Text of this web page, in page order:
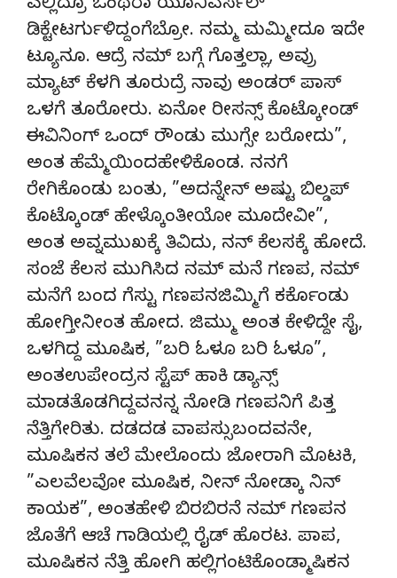
ಎಲ್ಲಿದ್ರೂ ಒಂಥರಾ ಯೂನಿವರ್ಸಲ್
ಡಿಕ್ಟೇಟರ್ಗುಳಿದ್ದಂಗೆಬ್ರೋ. ನಮ್ಮ ಮಮ್ಮೀದೂ ಇದೇ
ಟ್ಯೂನೂ. ಆದ್ರೆ ನಮ್ ಬಗ್ಗೆ ಗೊತ್ತಲ್ಲಾ, ಅವ್ರು
ಮ್ಯಾಟ್ ಕೆಳಗಿ ತೂರುದ್ರೆ ನಾವು ಅಂಡರ್ ಪಾಸ್
ಒಳಗೆ ತೂರೋರು. ಏನೋ ರೀಸನ್ಸ್ ಕೊಟ್ಕೋಂಡ್
ಈವಿನಿಂಗ್ ಒಂದ್ ರೌಂಡು ಮುಗ್ಸೇ ಬರೋದು”,
ಅಂತ ಹೆಮ್ಮೆಯಿಂದಹೇಳಿಕೊಂಡ. ನನಗೆ
ರೇಗಿಕೊಂಡು ಬಂತು, ”ಅದನ್ನೇನ್ ಅಷ್ಟು ಬಿಲ್ಡಪ್
ಕೊಟ್ಕೊಂಡ್ ಹೇಳ್ಕೊಂತೀಯೋ ಮೂದೇವೀ”,
ಅಂತ ಅವ್ನಮುಖಕ್ಕೆ ತಿವಿದು, ನನ್ ಕೆಲಸಕ್ಕೆ ಹೋದೆ.
ಸಂಜೆ ಕೆಲಸ ಮುಗಿಸಿದ ನಮ್ ಮನೆ ಗಣಪ, ನಮ್
ಮನೆಗೆ ಬಂದ ಗೆಸ್ಟು ಗಣಪನಜಿಮ್ಮಿಗೆ ಕರ್ಕೊಂಡು
ಹೋಗ್ತೀನೀಂತ ಹೋದ. ಜಿಮ್ಮು ಅಂತ ಕೇಳಿದ್ದೇ ಸೈ,
ಒಳಗಿದ್ದ ಮೂಷಿಕ, ”ಬರಿ ಓಳೂ ಬರಿ ಓಳೂ”,
ಅಂತಉಪೇಂದ್ರನ ಸ್ಟೆಪ್ ಹಾಕಿ ಡ್ಯಾನ್ಸ್
ಮಾಡತೊಡಗಿದ್ದವನನ್ನ ನೋಡಿ ಗಣಪನಿಗೆ ಪಿತ್ತ
ನೆತ್ತಿಗೇರಿತು. ದಡದಡ ವಾಪಸ್ಸುಬಂದವನೇ,
ಮೂಷಿಕನ ತಲೆ ಮೇಲೊಂದು ಜೋರಾಗಿ ಮೊಟಕಿ,
”ಎಲವೆಲವೋ ಮೂಷಿಕ, ನೀನ್ ನೋಡ್ಕಾ ನಿನ್
ಕಾಯಕ”, ಅಂತಹೇಳಿ ಬಿರಬಿರನೆ ನಮ್ ಗಣಪನ
ಜೊತೆಗೆ ಆಚೆ ಗಾಡಿಯಲ್ಲಿ ರೈಡ್ ಹೊರಟ. ಪಾಪ,
ಮೂಷಿಕನ ನೆತ್ತಿ ಹೋಗಿ ಹಲ್ಲಿಗಂಟಿಕೊಂಡ್ಮಾಷಿಕನ